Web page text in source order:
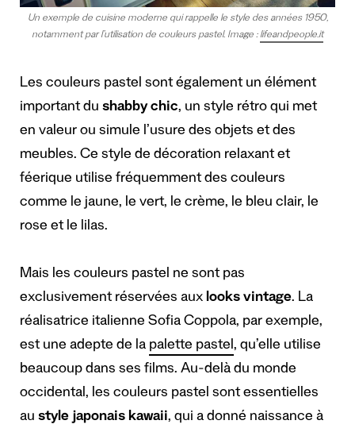
Un exemple de cuisine moderne qui rappelle le style des années 1950,
notamment par l’utilisation de couleurs pastel. Image : lifeandpeople.it
Les couleurs pastel sont également un élément
important du shabby chic, un style rétro qui met
en valeur ou simule l’usure des objets et des
meubles. Ce style de décoration relaxant et
féerique utilise fréquemment des couleurs
comme le jaune, le vert, le crème, le bleu clair, le
rose et le lilas.
Mais les couleurs pastel ne sont pas
exclusivement réservées aux looks vintage. La
réalisatrice italienne Sofia Coppola, par exemple,
est une adepte de la palette pastel, qu’elle utilise
beaucoup dans ses films. Au-delà du monde
occidental, les couleurs pastel sont essentielles
au style japonais kawaii, qui a donné naissance à